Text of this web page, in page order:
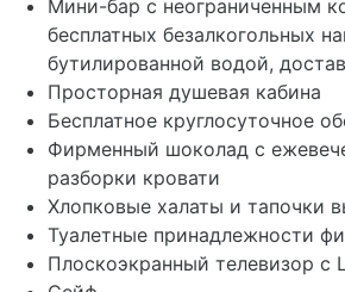
Мини-бар с неограниченным
бесплатных безалкогольных
бутилированной водой,
Просторная душевая кабина
Бесплатное круглосуточное
Фирменный шоколад с
разборки кровати
Хлопковые халаты и тапочки
Туалетные принадлежности
Плоскоэкранный телевизор с